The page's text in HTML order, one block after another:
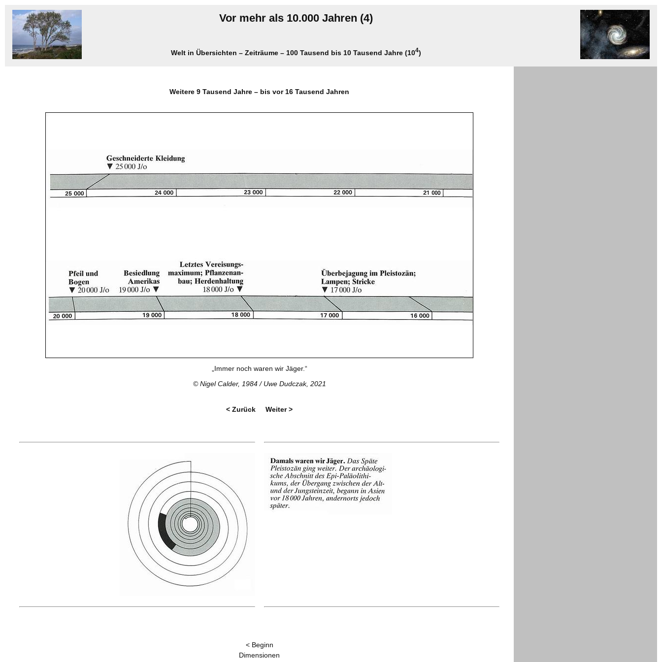
Vor mehr als 10.000 Jahren (4)
Welt in Übersichten – Zeiträume – 100 Tausend bis 10 Tausend Jahre (104)
Weitere 9 Tausend Jahre – bis vor 16 Tausend Jahren
„Immer noch waren wir Jäger.“
© Nigel Calder, 1984 / Uwe Dudczak, 2021
< Zurück Weiter >
< Beginn
Dimensionen